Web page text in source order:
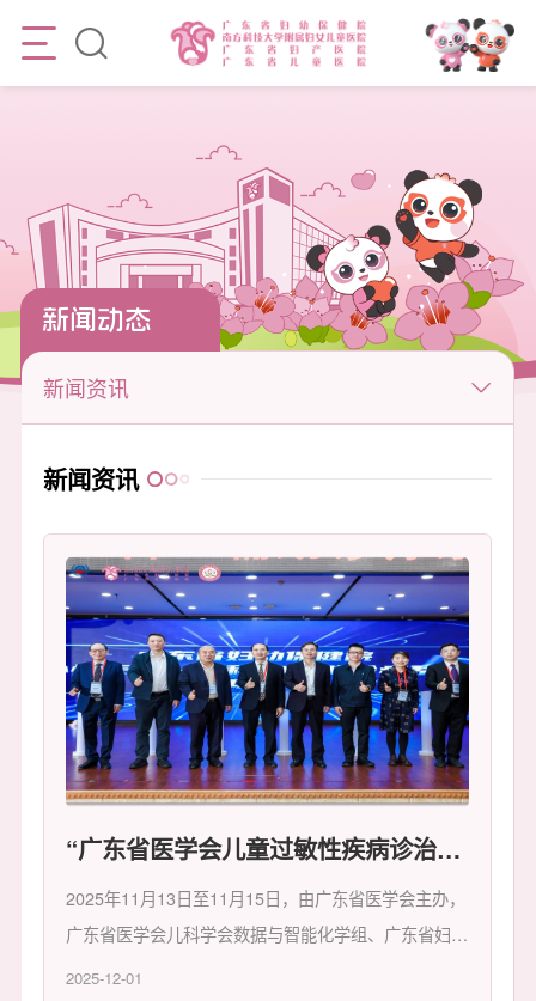
新闻资讯
新闻动态
新闻资讯
“广东省医学会儿童过敏性疾病诊治进展学习班暨广东省妇幼保健院儿科专科联盟第一届儿科学新进展学习班”在广州成功举办
2025年11月13日至11月15日，由广东省医学会主办，
广东省医学会儿科学会数据与智能化学组、广东省妇幼
保健院承办的“广东省医学会儿童过敏性疾病诊治进展
2025-12-01